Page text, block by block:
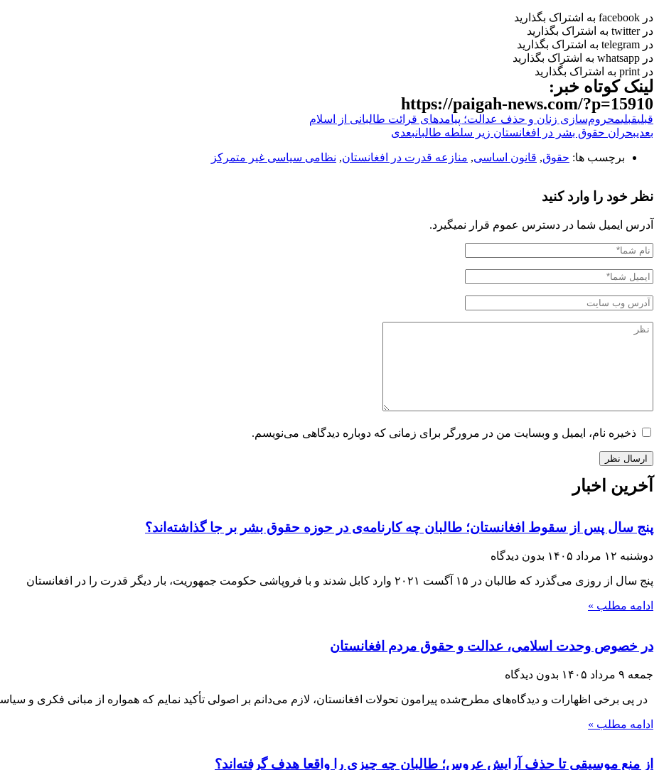
در facebook به اشتراک بگذارید
در twitter به اشتراک بگذارید
در telegram به اشتراک بگذارید
در whatsapp به اشتراک بگذارید
در print به اشتراک بگذارید
لینک کوتاه خبر:
https://paigah-news.com/?p=15910
قبلیقبلیمحروم‌سازی زنان و حذف عدالت؛ پیامدهای قرائت طالبانی از اسلام
بعدیبحران حقوق بشر در افغانستان زیر سلطه طالبانبعدی
برچسب ها: حقوق, قانون اساسی, منازعه قدرت در افغانستان, نظامی سیاسی غیر متمرکز
نظر خود را وارد کنید
آدرس ایمیل شما در دسترس عموم قرار نمیگیرد.
ذخیره نام، ایمیل و وبسایت من در مرورگر برای زمانی که دوباره دیدگاهی می‌نویسم.
آخرین اخبار
پنج سال پس از سقوط افغانستان؛ طالبان چه کارنامه‌ی در حوزه حقوق بشر بر جا گذاشته‌اند؟
دوشنبه ۱۲ مرداد ۱۴۰۵ بدون دیدگاه
پنج سال از روزی می‌گذرد که طالبان در ۱۵ آگست ۲۰۲۱ وارد کابل شدند و با فروپاشی حکومت جمهوریت، بار دیگر قدرت را در افغانستان
ادامه مطلب »
در خصوص وحدت اسلامی، عدالت و حقوق مردم افغانستان
جمعه ۹ مرداد ۱۴۰۵ بدون دیدگاه
در پی برخی اظهارات و دیدگاه‌های مطرح‌شده پیرامون تحولات افغانستان، لازم می‌دانم بر اصولی تأکید نمایم که همواره از مبانی فکری و
ادامه مطلب »
از منع موسیقی تا حذف آرایش عروس؛ طالبان چه چیزی را واقعا هدف گرفته‌اند؟